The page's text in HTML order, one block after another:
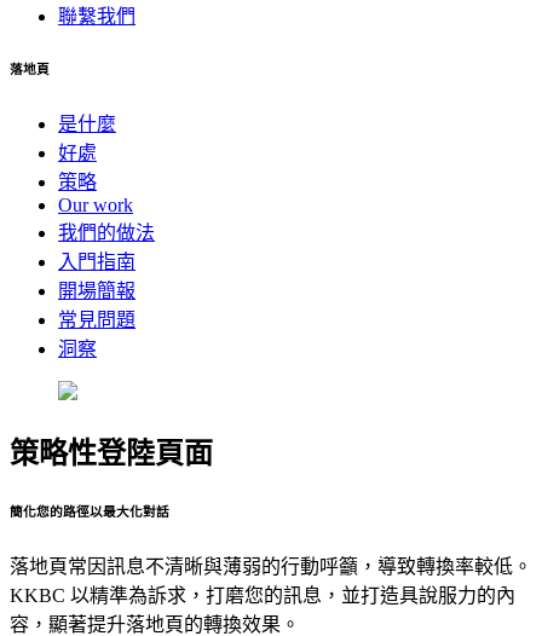
聯繫我們
落地頁
是什麼
好處
策略
Our work
我們的做法
入門指南
開場簡報
常見問題
洞察
策略性登陸頁面
簡化您的路徑以最大化對話
落地頁常因訊息不清晰與薄弱的行動呼籲，導致轉換率較低。
KKBC 以精準為訴求，打磨您的訊息，並打造具說服力的內
容，顯著提升落地頁的轉換效果。